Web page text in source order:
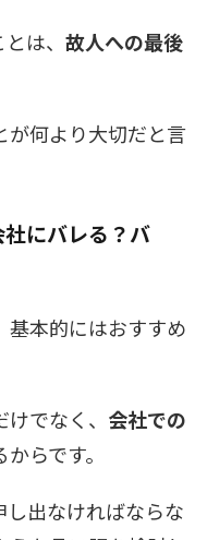
は、 故人への最後
が何より大切だと言
にバレる？バ
基本的にはおすすめ
でなく、 会社での
らです。
出なければならな